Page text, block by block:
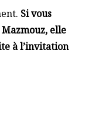
Si vous
elle
à l’invitation